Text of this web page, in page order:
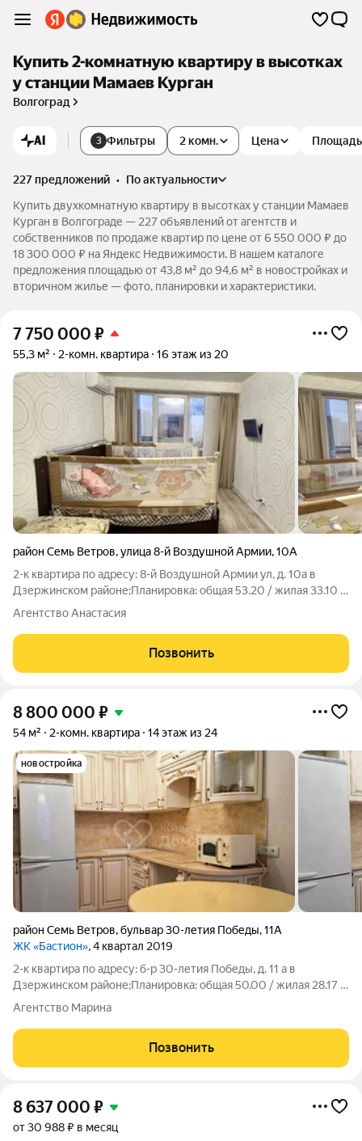
Купить 2-комнатную квартиру в высотках
у станции Мамаев Курган
Волгоград
AI 3 Фильтры 2 комн. Цена Площадь
227 предложений •
по актуальности
Купить двухкомнатную квартиру в высотках у станции Мамаев
Курган в Волгограде — 227 объявлений от агентств и
собственников по продаже квартир по цене от 6 550 000 ₽ до
18 300 000 ₽ на Яндекс Недвижимости. В нашем каталоге
предложения площадью от 43,8 м² до 94,6 м² в новостройках и
вторичном жилье — фото, планировки и характеристики.
7 750 000 ₽
55,3 м² 2-комн. квартира 16 этаж из 20
район Семь Ветров,улица 8-й Воздушной Армии,10А
2-к квартира по адресу: 8-й Воздушной Армии ул, д. 10а в
Дзержинском районе;Планировка: общая 53.20 / жилая 33.10 /
кухня 8.10Раздельные комнаты: 18.9 + 14.2 метровКвартира в
полу линолеум.
Агентство Анастасия
Позвонить
8 800 000 ₽
54 м² 2-комн. квартира 14 этаж из 24
новостройка
район Семь Ветров,бульвар 30-летия Победы,11А
ЖК «Бастион», 4 квартал 2019
2-к квартира по адресу: б-р 30-летия Победы, д. 11 а в
Дзержинском районе;Планировка: общая 50.00 / жилая 28.17 /
кухня 8.50Раздельные комнаты: 12.17 + 16 метровКвартира в
отличном состоянии. Подвесные потолки. Пластиковые окна.
На полу ламинат. Есть
Агентство Марина
Позвонить
8 637 000 ₽
от 30 988 ₽ в месяц